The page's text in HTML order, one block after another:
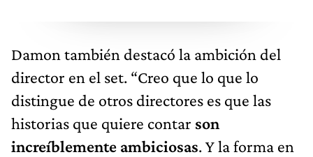
Damon también destacó la ambición del
director en el set. “Creo que lo que lo
distingue de otros directores es que las
historias que quiere contar son
increíblemente ambiciosas. Y la forma en